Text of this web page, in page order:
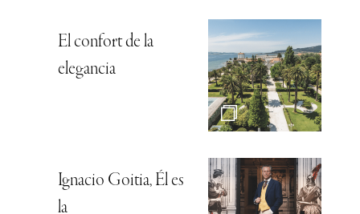
El confort de la
elegancia
Ignacio Goitia, Él es
la